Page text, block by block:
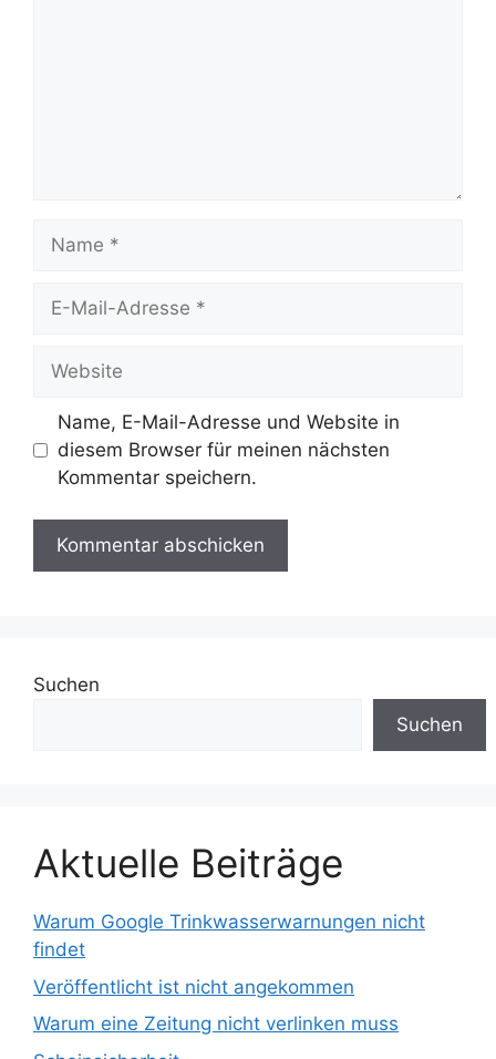
Mail-
Name, E-Mail-Adresse und Website in
diesem Browser für meinen nächsten
Kommentar speichern.
Suchen
Suchen
Aktuelle Beiträge
Warum Google Trinkwasserwarnungen nicht
findet
Veröffentlicht ist nicht angekommen
Warum eine Zeitung nicht verlinken muss